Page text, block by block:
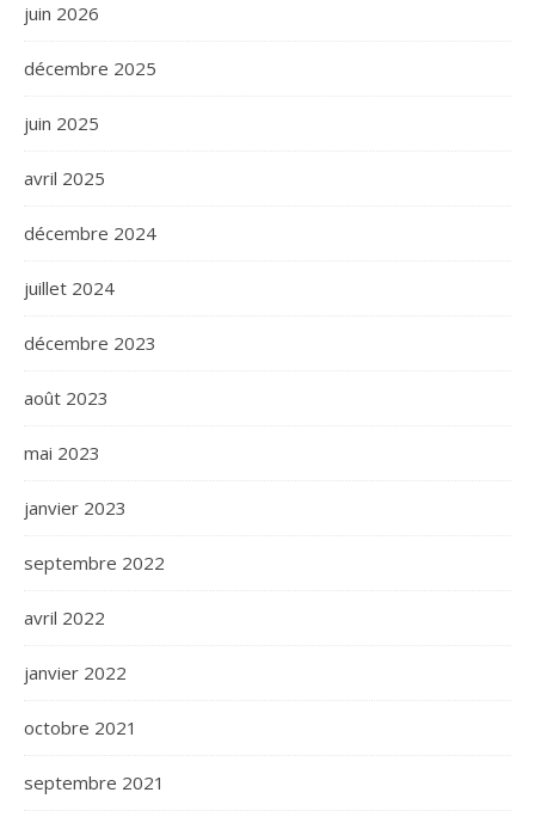
juin 2026
décembre 2025
juin 2025
avril 2025
décembre 2024
juillet 2024
décembre 2023
août 2023
mai 2023
janvier 2023
septembre 2022
avril 2022
janvier 2022
octobre 2021
septembre 2021